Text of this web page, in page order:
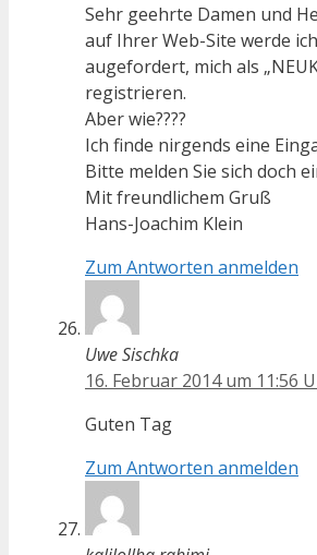
Sehr geehrte Damen und
auf Ihrer Web-Site werde
augefordert, mich als
registrieren.
Aber wie????
Ich finde nirgends eine
Bitte melden Sie sich doch
Mit freundlichem Gruß
Hans-Joachim Klein
Zum Antworten anmelden
Uwe Sischka
16. Februar 2014 um 11:56
Guten Tag
Zum Antworten anmelden